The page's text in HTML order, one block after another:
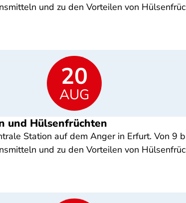
und zu den Vorteilen von
20
AUG
und Hülsenfrüchten
Station auf dem Anger in Erfurt. Von 9
und zu den Vorteilen von